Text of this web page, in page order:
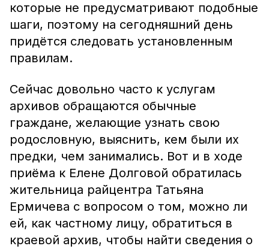
которые не предусматривают подобные
шаги, поэтому на сегодняшний день
придётся следовать установленным
правилам.
Сейчас довольно часто к услугам
архивов обращаются обычные
граждане, желающие узнать свою
родословную, выяснить, кем были их
предки, чем занимались. Вот и в ходе
приёма к Елене Долговой обратилась
жительница райцентра Татьяна
Ермичева с вопросом о том, можно ли
ей, как частному лицу, обратиться в
краевой архив, чтобы найти сведения о